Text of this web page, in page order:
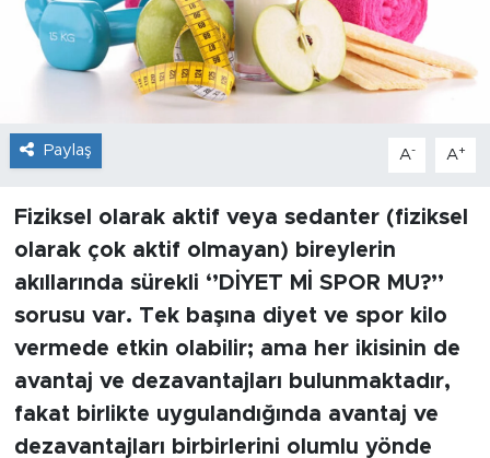
Paylaş A- A+
Fiziksel olarak aktif veya sedanter (fiziksel
olarak çok aktif olmayan) bireylerin
akıllarında sürekli ‘’DİYET Mİ SPOR MU?’’
sorusu var. Tek başına diyet ve spor kilo
vermede etkin olabilir; ama her ikisinin de
avantaj ve dezavantajları bulunmaktadır,
fakat birlikte uygulandığında avantaj ve
dezavantajları birbirlerini olumlu yönde
Teknoloji